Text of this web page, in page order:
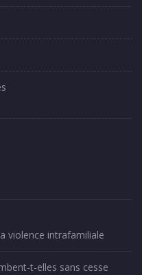
violence intrafamiliale
t-elles sans cesse